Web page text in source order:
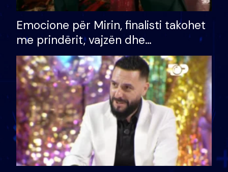
Emocione për Mirin, finalisti takohet
me prindërit, vajzën dhe
bashkëshorten: S’kemi ndonjë letër
divorci apo jo?